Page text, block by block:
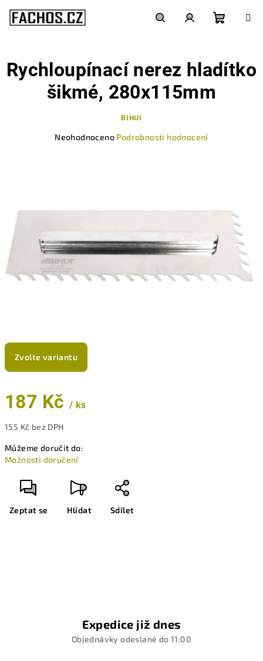
obsah
košík
Zvolte variantu
187 Kč / ks
155 Kč bez DPH
cena:
Můžeme doručit do:
Možnosti doručení
Zeptat se Hlídat Sdílet
Rychloupínací nerez hladítko
šikmé, 280x115mm
BIHUI
hvězdiček.
Neohodnoceno Podrobnosti hodnocení
Expedice již dnes
Objednávky odeslané do 11:00